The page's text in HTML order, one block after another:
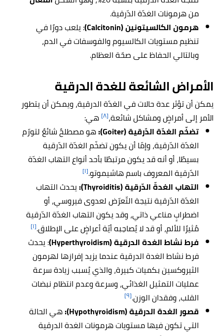
من هرمونات الغدّة الدّرقية.
هرمون الكالسيتونين (Calcitonin)
: يلعب دورًا في
تنظيم مستويات الكالسيوم والفوسفات في الدم،
وبالتالي الحفاظ على صحّة العظام.
الأمراض الشائعة للغدة الدرقية
يمكن أن تؤثر عدة حالات في الغدّة الدرقية، ويمكن أن يتطور
الأمر إلى أمراضٍ ومشاكل شائعة،[٨]
هي:
تضخّم الغدّة الدّرقية (Goiter):
هو مصطلحٌ شائعٌ لتورّم
الغدّة الدّرقية، وإمّا أن يكون تضخّم الغدّة الدّرقية
بسيطًا، أو أنه قد يكون مرتبطًا بأحد أنواع التهاب الغدّة
الدّرقية المعروف باسم هاشيموتو.[١]
التهاب الغدةّ الدّرقية (Thyroiditis):
يحدث التهاب
الغدّة الدّرقية نتيجة التّعرّض لعدوى فيروسي، أو
اضطرابٍ مناعي ذاتي، وقد يكون التهاب الغدّة الدّرقية
مُثيرًا للألم، أو قد لا يُصاحِبه أيّة أعراضٍ على الإطلاق.[١]
فرط نشاط الغدة الدرقية (Hyperthyroidism)
: يحدث
فرط نشاط الغدة الدرقية عندما يزيد إفرازها لهرمون
الثيروكسين بكميات كبيرة، والذي يُسبب زيادة سرعة
عمليات التمثيل الغذائي، وسرعة وعدم انتظام نبضات
القلب، وفقدان الوزن.[٩]
قصور الغدة الدرقية (Hypothyroidism):
هي الحالة
التي تكون فيها مستويات هرمونات الغدة الدرقية